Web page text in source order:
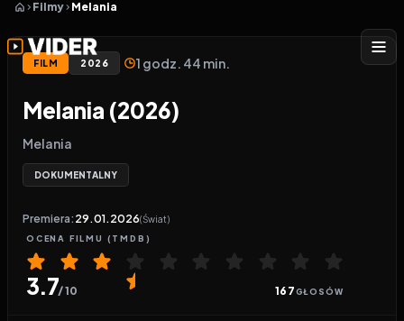
Filmy Melania
FILM 2026 1 godz. 44 min.
Melania (2026)
Melania
DOKUMENTALNY
Premiera: 29.01.2026(Świat)
OCENA FILMU (TMDB)
3.7/ 10 167GŁOSÓW